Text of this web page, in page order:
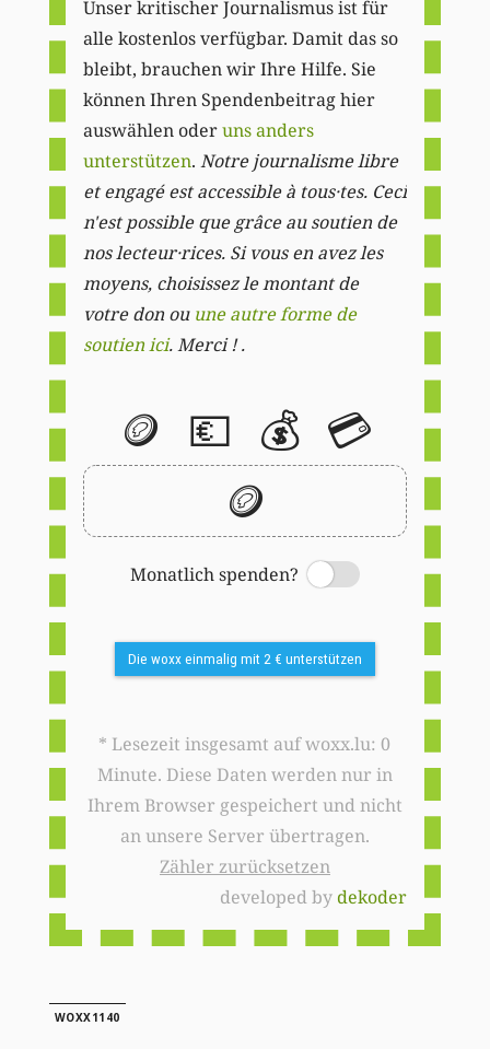
Unser kritischer Journalismus ist für
alle kostenlos verfügbar. Damit das so
bleibt, brauchen wir Ihre Hilfe. Sie
können Ihren Spendenbeitrag hier
auswählen oderuns anders
unterstützen. Notre journalisme libre
et engagé est accessible à tous·tes. Ceci
n'est possible que grâce au soutien de
nos lecteur·rices. Si vous en avez les
moyens, choisissez le montant de
votre don ou une autre forme de
soutien ici. Merci ! .
🪙 💶 💰 💳
🪙
Monatlich spenden?
Switch
Die woxx einmalig mit 2 € unterstützen
* Lesezeit insgesamt auf woxx.lu: 0
Minute. Diese Daten werden nur in
Ihrem Browser gespeichert und nicht
an unsere Server übertragen.
Zähler zurücksetzen
developed bydekoder
WOXX1140